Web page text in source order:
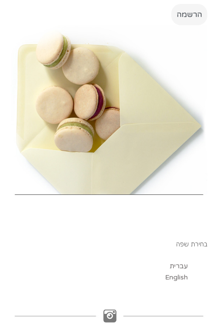
בחירת שפה
עברית
English